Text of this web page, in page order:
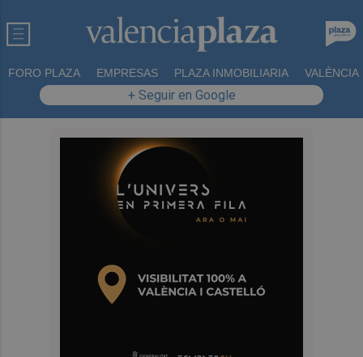
FORO PLAZA EMPRESAS PLAZA INMOBILIARIA VALÈNCIA
+ Seguir en Google